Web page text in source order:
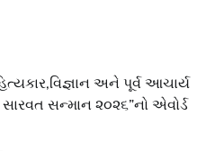
અને પૂર્વ આચાર્ય
સન્માન ૨૦૨૬”નો એવોર્ડ